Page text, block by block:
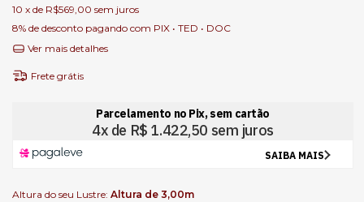
10 x de R$569,00 sem juros
8% de desconto pagando com PIX • TED • DOC
Ver mais detalhes
Frete grátis
Altura do seu Lustre: Altura de 3,00m